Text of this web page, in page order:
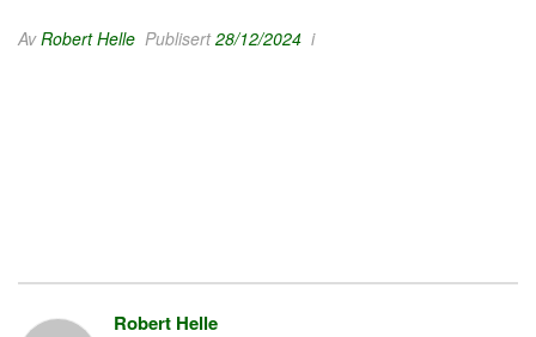
AvRobert Helle Publisert28/12/2024 i
Robert Helle